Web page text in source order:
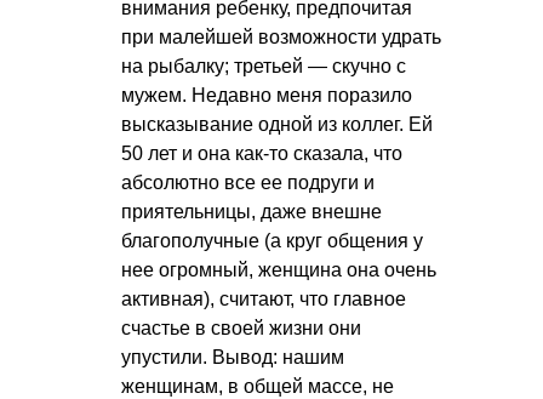
внимания ребенку, предпочитая
при малейшей возможности удрать
на рыбалку; третьей — скучно с
мужем. Недавно меня поразило
высказывание одной из коллег. Ей
50 лет и она как-то сказала, что
абсолютно все ее подруги и
приятельницы, даже внешне
благополучные (а круг общения у
нее огромный, женщина она очень
активная), считают, что главное
счастье в своей жизни они
упустили. Вывод: нашим
женщинам, в общей массе, не